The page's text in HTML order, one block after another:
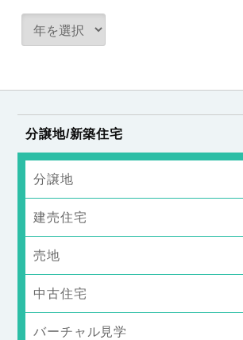
分譲地/新築住宅
分譲地
建売住宅
売地
中古住宅
バーチャル見学